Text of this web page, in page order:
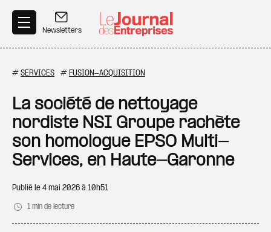
Newsletters
# SERVICES # FUSION-ACQUISITION
La société de nettoyage
nordiste NSI Groupe rachète
son homologue EPSO Multi-
Services, en Haute-Garonne
Publié le 4 mai 2026 à 10h51
1 min de lecture